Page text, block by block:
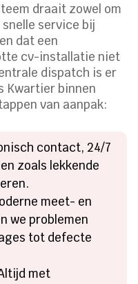
draait zowel om
service bij
dat een
cv-installatie niet
dispatch is er
Kwartier binnen
van aanpak:
contact, 24/7
zoals lekkende
meet- en
we problemen
tot defecte
met